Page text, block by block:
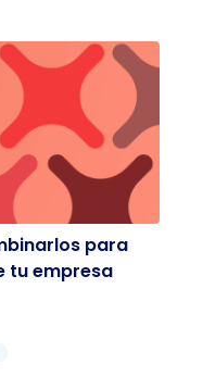
para
tu empresa